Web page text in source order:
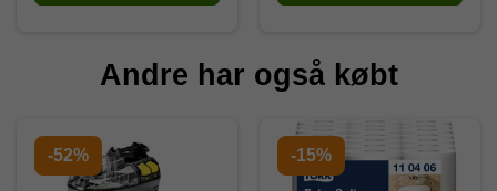
Andre har også købt
-52% -15%